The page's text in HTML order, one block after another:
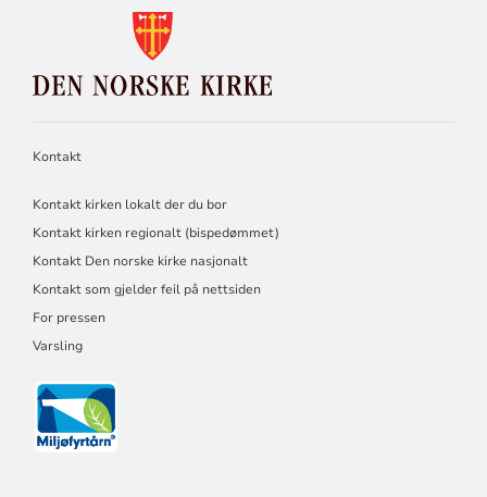
NORSKE
KIRKE
Kontakt
Kontakt kirken lokalt der du bor
Kontakt kirken regionalt (bispedømmet)
Kontakt Den norske kirke nasjonalt
Kontakt som gjelder feil på nettsiden
For pressen
Varsling